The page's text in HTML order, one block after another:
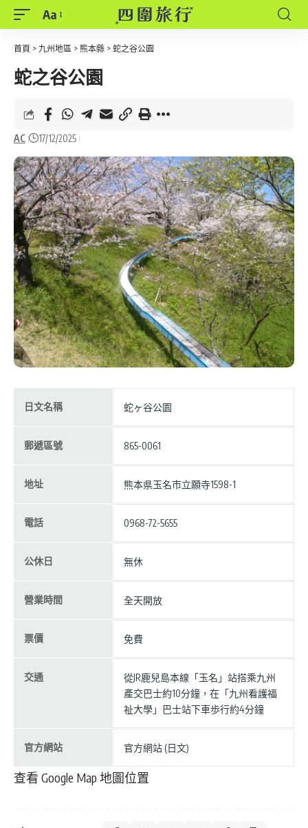
Font
Resizer
Aa
首頁 > 九州地區 > 熊本縣 > 蛇之谷公園
蛇之谷公園
AC 17/12/2025
日文名稱 蛇ヶ谷公園
郵遞區號 865-0061
地址 熊本県玉名市立願寺1598-1
電話 0968-72-5655
公休日 無休
營業時間 全天開放
票價 免費
交通
從JR鹿兒島本線「玉名」站搭乘九州
產交巴士約10分鐘，在「九州看護福
祉大學」巴士站下車歩行約4分鐘
官方網站 官方網站 (日文)
查看 Google Map 地圖位置